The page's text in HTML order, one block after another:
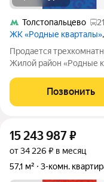
Толстопальцево
ЖК «Родные кварталы»
Продается
Жилой район «Родные
Родные Кварталы, 3.2,
административный
Позвонить
15 243 987₽
от 34 226 ₽ в месяц
57,1 м²
3-комн.